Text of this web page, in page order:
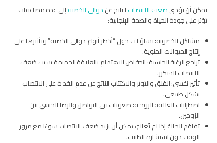
يمكن أن يؤدي ضعف الانتصاب الناتج عن دوالي الخصية إلى عدة مضاعفات
تؤثر على جودة الحياة والصحة الإنجابية:
مشاكل الخصوبة: تساؤلات حول “أخطر أنواع دوالي الخصية” وتأثيرها على
إنتاج الحيوانات المنوية.
تراجع الرغبة الجنسية: انخفاض الاهتمام بالعلاقة الحميمة بسبب ضعف
الانتصاب المتكرر.
تأثير نفسي: القلق والتوتر والاكتئاب الناتج عن عدم القدرة على الانتصاب
بشكل طبيعي.
اضطرابات العلاقة الزوجية: صعوبات في التواصل والرضا الجنسي بين
الزوجين.
تفاقم الحالة إذا لم تُعالج: يمكن أن يزيد ضعف الانتصاب سوءًا مع مرور
الوقت دون استشارة الطبيب.